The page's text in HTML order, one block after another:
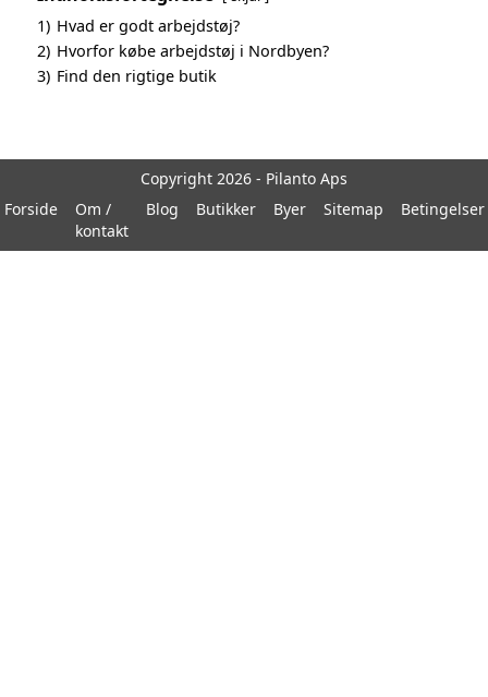
1) Hvad er godt arbejdstøj?
2) Hvorfor købe arbejdstøj i Nordbyen?
3) Find den rigtige butik
Copyright 2026 - Pilanto Aps
Forside
Om /
kontakt
Blog Butikker Byer Sitemap Betingelser